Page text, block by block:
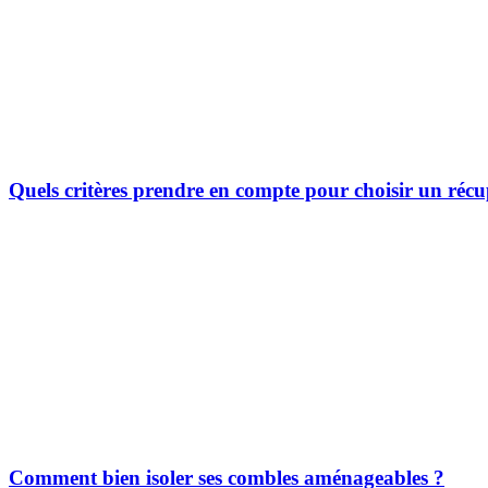
Quels critères prendre en compte pour choisir un
Comment bien isoler ses combles aménageables ?